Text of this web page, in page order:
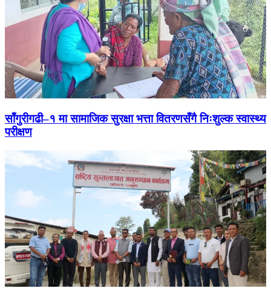
साँगुरीगढी–१ मा सामाजिक सुरक्षा भत्ता वितरणसँगै निःशुल्क स्वास्थ्य
परीक्षण